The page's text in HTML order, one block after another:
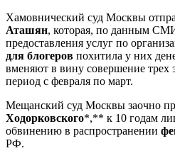
Хамовнический суд Москвы
Аташян, которая, по данным
предоставления услуг по
для блогеров похитила у них
вменяют в вину совершение трех
период с февраля по март.
Мещанский суд Москвы заочно
Ходорковского*,** к 10 годам
обвинению в распространении
РФ.